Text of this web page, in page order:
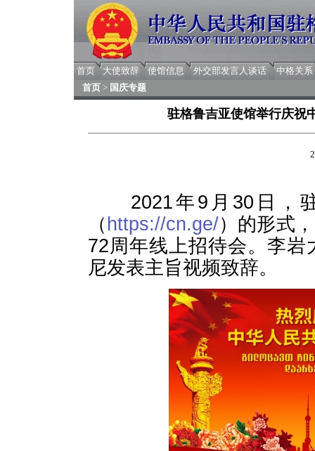
首页 大使致辞 使馆信息 外交部发言人谈话
中格关系
首页 > 国庆专题
驻格鲁吉亚使馆举行庆祝
2021年9月30日，驻
（ https://cn.ge/）的形式
72周年线上招待会。李
尼发表主旨视频致辞。